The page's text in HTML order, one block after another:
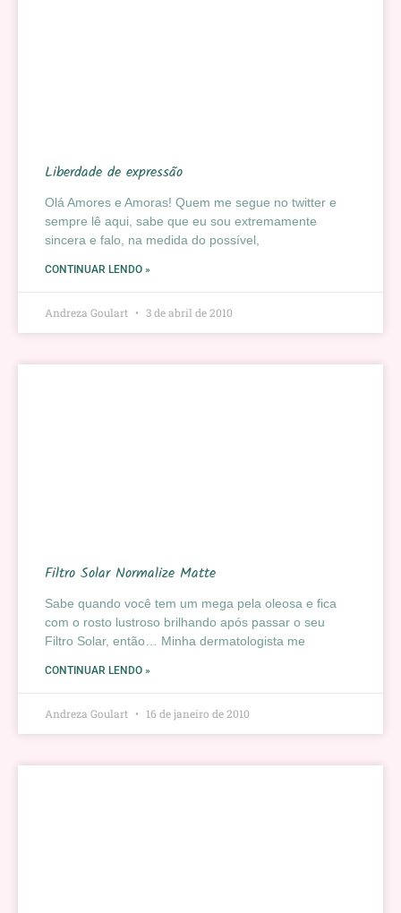
Liberdade de expressão
Olá Amores e Amoras! Quem me segue no twitter e
sempre lê aqui, sabe que eu sou extremamente
sincera e falo, na medida do possível,
CONTINUAR LENDO »
Andreza Goulart 3 de abril de 2010
Filtro Solar Normalize Matte
Sabe quando você tem um mega pela oleosa e fica
com o rosto lustroso brilhando após passar o seu
Filtro Solar, então… Minha dermatologista me
CONTINUAR LENDO »
Andreza Goulart 16 de janeiro de 2010